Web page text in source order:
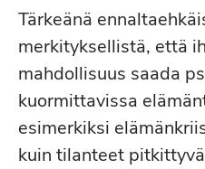
Tärkeänä
merkityksellistä, että
mahdollisuus saada
kuormittavissa
esimerkiksi
kuin tilanteet